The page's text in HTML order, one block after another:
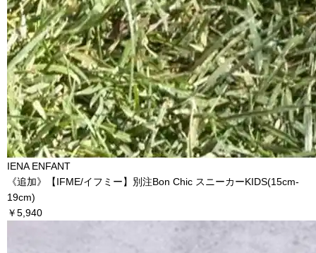
IENA ENFANT
《追加》【IFME/イフミー】別注Bon Chic スニーカーKIDS(15cm-
19cm)
￥5,940